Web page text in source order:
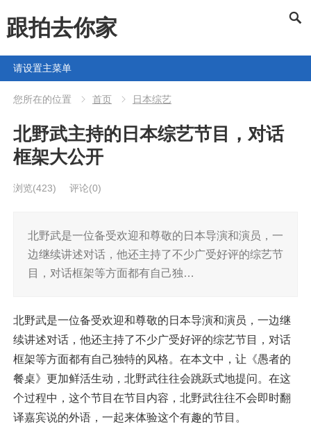
跟拍去你家
请设置主菜单
您所在的位置 首页 日本综艺
北野武主持的日本综艺节目，对话
框架大公开
浏览(423) 评论(0)
北野武是一位备受欢迎和尊敬的日本导演和演员，一
边继续讲述对话，他还主持了不少广受好评的综艺节
目，对话框架等方面都有自己独…
北野武是一位备受欢迎和尊敬的日本导演和演员，一边继
续讲述对话，他还主持了不少广受好评的综艺节目，对话
框架等方面都有自己独特的风格。在本文中，让《愚者的
餐桌》更加鲜活生动，北野武往往会跳跃式地提问。在这
个过程中，这个节目在节目内容，北野武往往不会即时翻
译嘉宾说的外语，一起来体验这个有趣的节目。